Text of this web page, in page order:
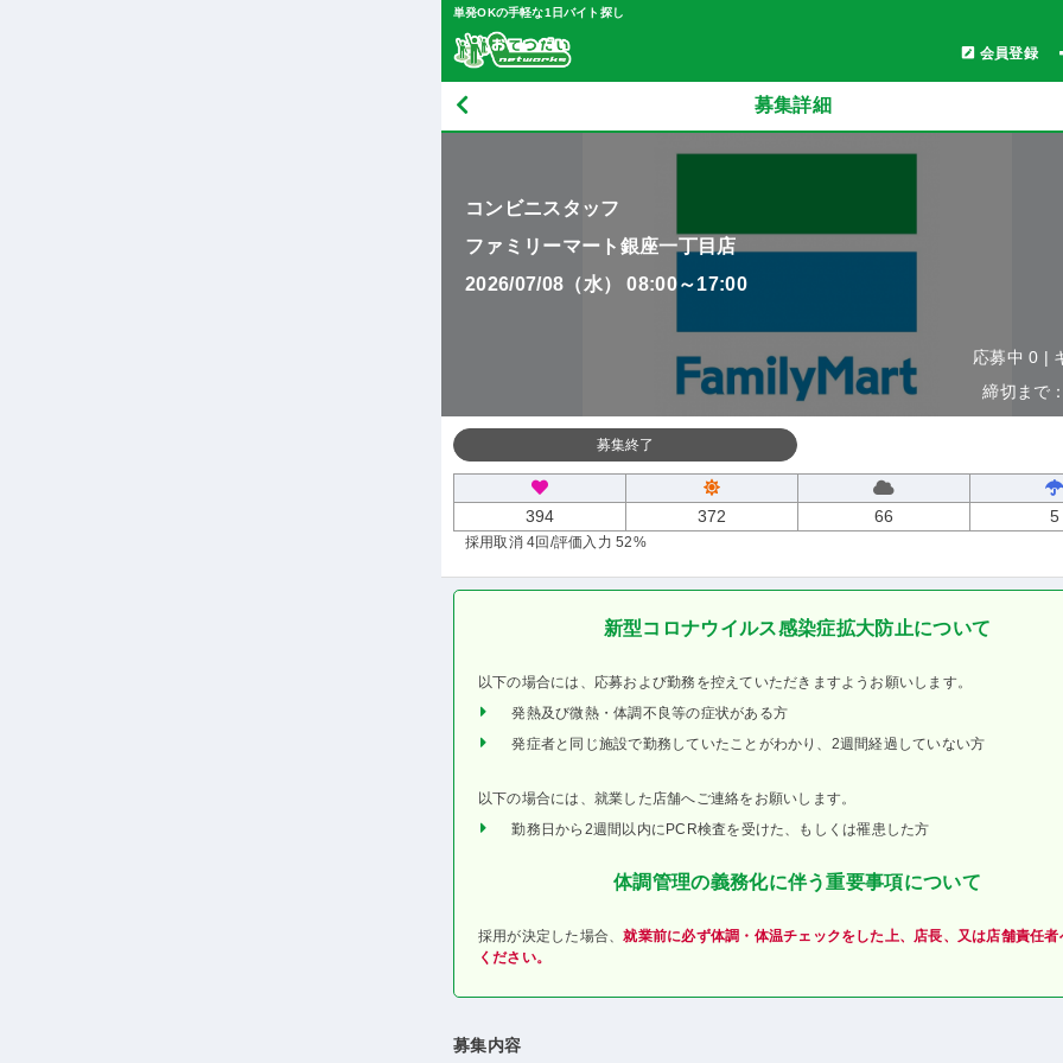
単発OKの手軽な1日バイト探し
会員登録
募集詳細
コンビニスタッフ
ファミリーマート銀座一丁目店
2026/07/08（水） 08:00～17:00
応募中 0 |
締切まで
募集終了
394 372 66 5
採用取消 4回 /評価入力 52%
新型コロナウイルス感染症拡大防止について
以下の場合には、応募および勤務を控えていただきますようお願いします。
発熱及び微熱・体調不良等の症状がある方
発症者と同じ施設で勤務していたことがわかり、2週間経過していない方
以下の場合には、就業した店舗へご連絡をお願いします。
勤務日から2週間以内にPCR検査を受けた、もしくは罹患した方
体調管理の義務化に伴う重要事項について
採用が決定した場合、就業前に必ず体調・体温チェックをした上、店長、又は店舗責任者
ください。
募集内容